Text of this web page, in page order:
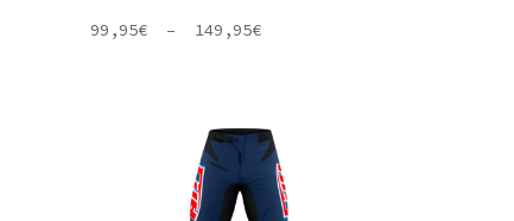
99,95€ – 149,95€Plage
à
149,95€